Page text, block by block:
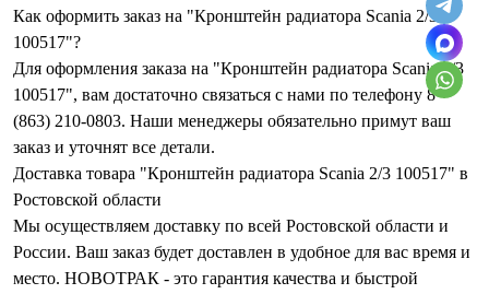
Как оформить заказ на "Кронштейн радиатора Scania 2/3
100517"?
Для оформления заказа на "Кронштейн радиатора Scania 2/3
100517", вам достаточно связаться с нами по телефону 8
(863) 210-0803. Наши менеджеры обязательно примут ваш
заказ и уточнят все детали.
Доставка товара "Кронштейн радиатора Scania 2/3 100517" в
Ростовской области
Мы осуществляем доставку по всей Ростовской области и
России. Ваш заказ будет доставлен в удобное для вас время и
место. НОВОТРАК - это гарантия качества и быстрой